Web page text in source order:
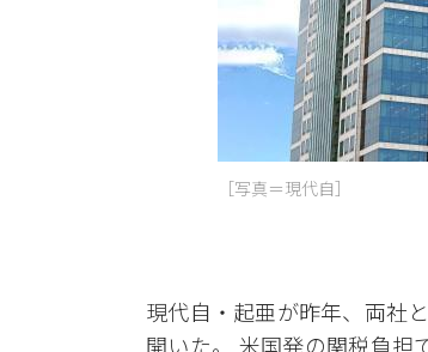
［写真＝現代自］
現代自・起亜が昨年、両社
開いた。 米国発の関税負担